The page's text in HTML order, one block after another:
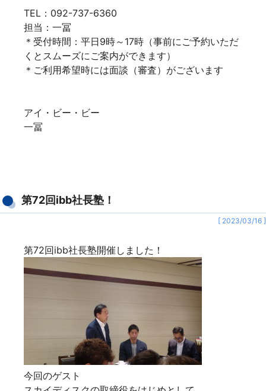
TEL：092-737-6360
担当：一冨
＊受付時間：平日9時～17時（事前にご予約いただ
くとスムーズにご案内ができます）
＊ご利用希望時には面談（審査）がございます
アイ・ビー・ビー
一冨
第72回ibb社長塾！
[ 2023/03/16 ]
第72回ibb社長塾開催しました！
今回のゲスト